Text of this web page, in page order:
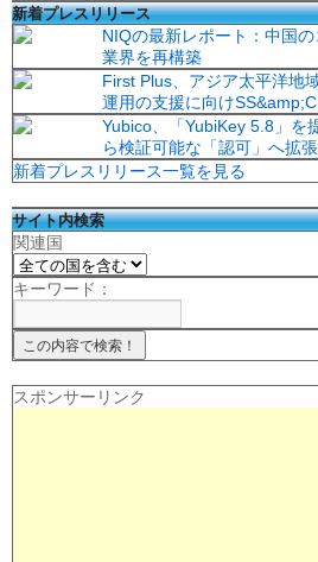
新着プレスリリース
NIQの最新レポート：中国
業界を再構築
First Plus、アジア太平洋地
運用の支援に向け
Yubico、「YubiKey 5.8」
ら検証可能な「認可」へ拡張
新着プレスリリース一覧を見る
サイト内検索
関連国
キーワード：
スポンサーリンク